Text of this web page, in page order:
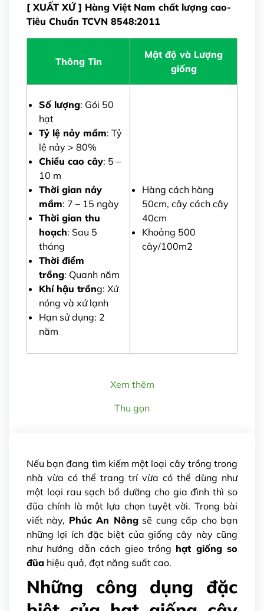
[ XUẤT XỨ ] Hàng Việt Nam chất lượng cao-
Tiêu Chuẩn TCVN 8548:2011
Thông Tin
Mật độ và Lượng
giống
Số lượng: Gói 50
hạt
Tỷ lệ nảy mầm: Tỷ
lệ nảy > 80%
Chiều cao cây: 5 –
10 m
Thời gian nảy
mầm: 7 – 15 ngày
Thời gian thu
hoạch: Sau 5
tháng
Thời điểm
trồng: Quanh năm
Khí hậu trồng: Xứ
nóng và xứ lạnh
Hạn sử dụng: 2
năm
Hàng cách hàng
50cm, cây cách cây
40cm
Khoảng 500
cây/100m2
Xem thêm
Thu gọn
Nếu bạn đang tìm kiếm một loại cây trồng trong
nhà vừa có thể trang trí vừa có thể dùng như
một loại rau sạch bổ dưỡng cho gia đình thì so
đũa chính là một lựa chọn tuyệt vời. Trong bài
viết này, Phúc An Nôngsẽ cung cấp cho bạn
những lợi ích đặc biệt của giống cây này cũng
như hướng dẫn cách gieo trồng hạt giống so
đũa hiệu quả, đạt năng suất cao.
Những công dụng đặc